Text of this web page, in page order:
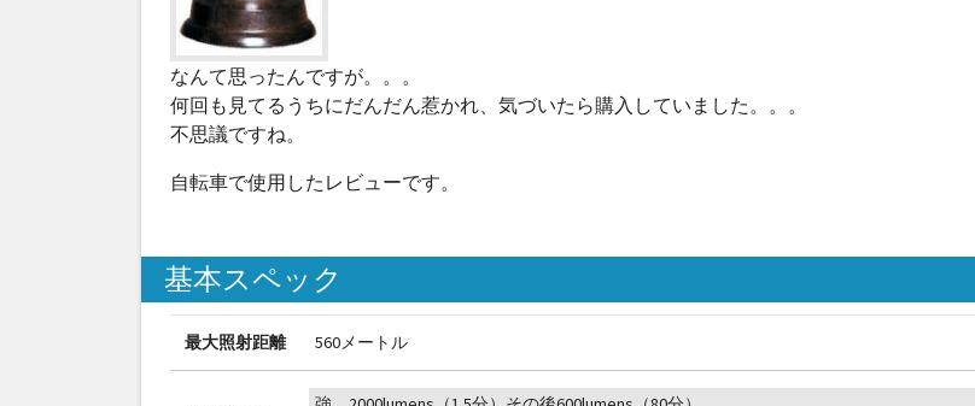
なんて思ったんですが。。。
何回も見てるうちにだんだん惹かれ、気づいたら購入していました。。。
不思議ですね。
自転車で使用したレビューです。
基本スペック
最大照射距離 560メートル